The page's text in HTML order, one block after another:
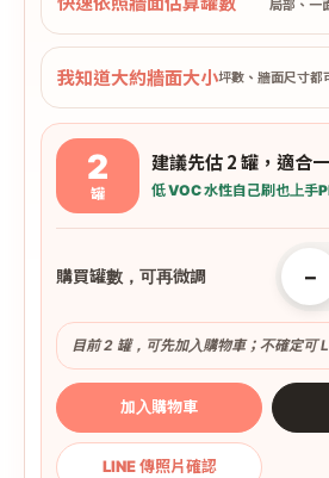
局部、一
我知道大約牆面大小坪數、牆面尺寸都
2
罐
建議先估 2 罐，適合
低 VOC 水性自己刷也上手
購買罐數，可再微調 -
目前 2 罐，可先加入購物車；不確定可
加入購物車
LINE 傳照片確認